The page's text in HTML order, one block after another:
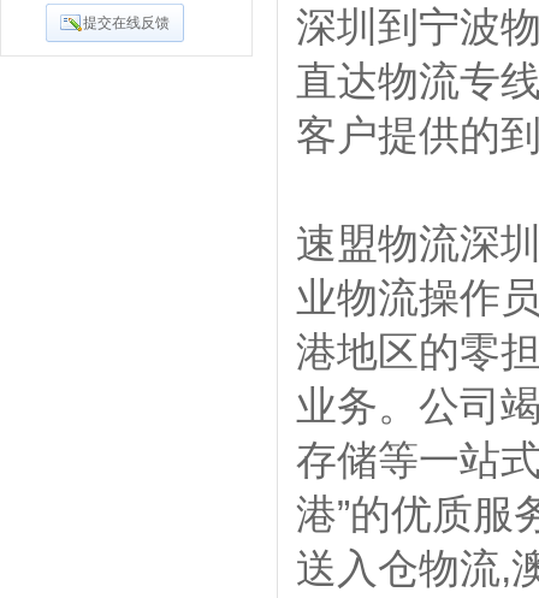
提交在线反馈
深圳到宁波
直达物流专
客户提供的
速盟物流深
业物流操作
港地区的零
业务。公司
存储等一站
港”的优质服
送入仓物流,